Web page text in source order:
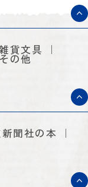
貨文具
その他
聞社の本